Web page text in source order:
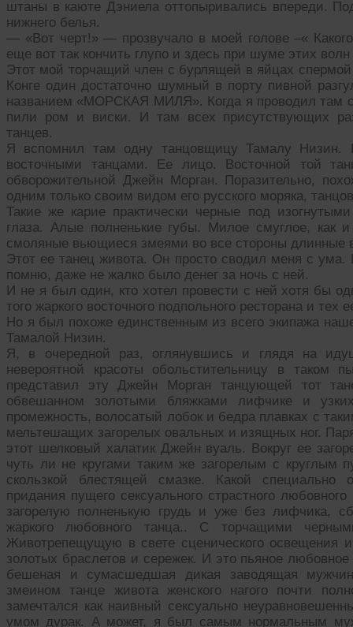
штаны в каюте Дэниела оттопыривались впереди.
нижнего белья.
— «Вот черт!» — прозвучало в моей голове –«
еще вот так кончить глупо и здесь при шуме этих
Этот мой торчащий член с бурлящей в яйцах
Конге один достаточно шумный в порту пивной
названием «МОРСКАЯ МИЛЯ». Когда я проводил там
пили ром и виски. И там всех присутствующих
танцев.
Я вспомнил там одну танцовщицу Тамалу Низин.
восточными танцами. Ее лицо. Восточной той
обворожительной Джейн Морган. Поразительно,
одним только своим видом его русского моряка,
Такие же карие практически черные под
глаза. Алые полненькие губы. Милое смуглое, как
смоляные вьющиеся змеями во все стороны длинные
Этот ее танец живота. Он просто сводил меня с
помню, даже не жалко было денег за ночь с ней.
И не я был один, кто хотел провести с ней хотя бы
того жаркого восточного подпольного ресторана и тех
Но я был похоже единственным из всего экипажа
Тамалой Низин.
Я, в очередной раз, оглянувшись и глядя на
невероятной красоты обольстительницу в таком
представил эту Джейн Морган танцующей тот
обвешанном золотыми бляжками лифчике и
промежность, волосатый лобок и бедра плавках с
мельтешащих загорелых овальных и изящных ног.
этот шелковый халатик Джейн вуаль. Вокруг ее
чуть ли не кругами таким же загорелым с круглым
скользкой блестящей смазке. Какой
придания пущего сексуального страстного
загорелую полненькую грудь и уже без лифчика,
жаркого любовного танца.. С торчащими
Животрепещущую в свете сценического освещения
золотых браслетов и сережек. И это пьяное
бешеная и сумасшедшая дикая заводящая
змеином танце живота женского нагого почти
замечтался как наивный сексуально
умом дурак. А может, я был самым нормальным